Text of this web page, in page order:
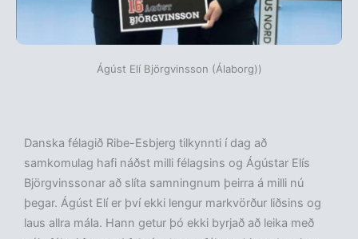
Ágúst Elí Björgvinsson (Álaborg))
Danska félagið Ribe-Esbjerg tilkynnti í dag að
samkomulag hafi náðst milli félagsins og Ágústar Elís
Björgvinssonar að slíta samningnum þeirra á milli nú
þegar. Ágúst Elí er því ekki lengur markvörður liðsins og
laus allra mála. Hann getur þó ekki byrjað að leika með